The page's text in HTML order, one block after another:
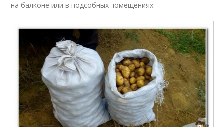
на балконе или в подсобных помещениях.